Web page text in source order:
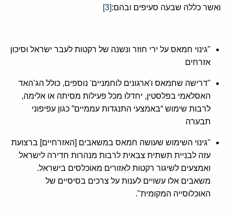
ואשר כללה שבעה סעיפים ובהם:[3]
"גינוי חמאס על ירי חוזר ונשנה של רקטות לעבר ישראל וסיכון
אזרחים
"דרישה שחמאס ו'ארגונים לוחמניים' נוספים, כולל הג’האד
האסלאמי בפלסטין, יחדלו מכל פעילות מסיתה או אלימה,
לרבות שימוש “באמצעי התנגדות עממיים” כגון עפיפוני
תבערה
"גינוי השימוש שעושה חמאס במשאבים [האזרחיים] ברצועת
עזה לבניית תשתית צבאית לרבות מנהרות חדירה לישראל
ואמצעים לשיגור רקטות לאזורים מאוכלסים בישראל.
משאבים אלו עשויים לענות על צרכים בסיסיים של
האוכלוסייה המקומית".